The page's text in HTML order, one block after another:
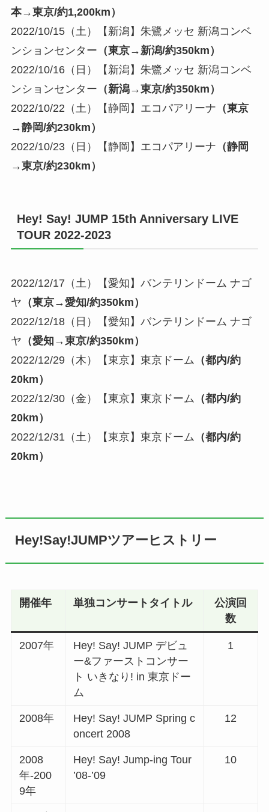
本→東京/約1,200km）
2022/10/15（土）【新潟】朱鷺メッセ 新潟コンベ
ンションセンター （東京→新潟/約350km）
2022/10/16（日）【新潟】朱鷺メッセ 新潟コンベ
ンションセンター （新潟→東京/約350km）
2022/10/22（土）【静岡】エコパアリーナ （東京
→静岡/約230km）
2022/10/23（日）【静岡】エコパアリーナ （静岡
→東京/約230km）
Hey! Say! JUMP 15th Anniversary LIVE
TOUR 2022-2023
2022/12/17（土）【愛知】バンテリンドーム ナゴ
ヤ （東京→愛知/約350km）
2022/12/18（日）【愛知】バンテリンドーム ナゴ
ヤ （愛知→東京/約350km）
2022/12/29（木）【東京】東京ドーム （都内/約
20km）
2022/12/30（金）【東京】東京ドーム （都内/約
20km）
2022/12/31（土）【東京】東京ドーム （都内/約
20km）
Hey!Say!JUMPツアーヒストリー
開催年 単独コンサートタイトル
公演回
数
2007年
Hey! Say! JUMP デビュ
ー&ファーストコンサー
ト いきなり! in 東京ドー
ム
1
2008年
Hey! Say! JUMP Spring c
oncert 2008
12
2008
年-200
9年
Hey! Say! Jump-ing Tour
’08-’09
10